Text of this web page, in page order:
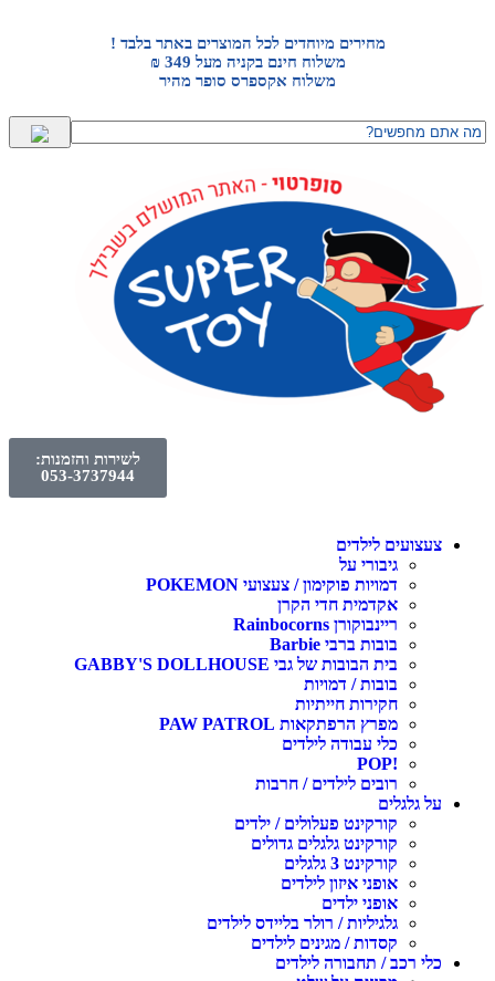
מחירים מיוחדים לכל המוצרים באתר בלבד !
משלוח חינם בקניה מעל 349 ₪
משלוח אקספרס סופר מהיר
לשירות והזמנות:
053-3737944
צעצועים לילדים
גיבורי על
דמויות פוקימון / צעצועי POKEMON
אקדמית חדי הקרן
ריינבוקורן Rainbocorns
בובות ברבי Barbie
בית הבובות של גבי GABBY'S DOLLHOUSE
בובות / דמויות
חקירות חייתיות
מפרץ הרפתקאות PAW PATROL
כלי עבודה לילדים
!POP
רובים לילדים / חרבות
על גלגלים
קורקינט פעלולים / ילדים
קורקינט גלגלים גדולים
קורקינט 3 גלגלים
אופני איזון לילדים
אופני ילדים
גלגיליות / רולר בליידס לילדים
קסדות / מגינים לילדים
כלי רכב / תחבורה לילדים